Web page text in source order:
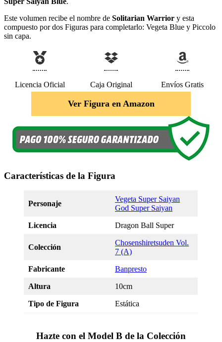
Este volumen recibe el nombre de Solitarian Warrior y esta
compuesto por dos Figuras para completarlo: Vegeta Blue y Piccolo
sin capa.
Licencia Oficial Caja Original Envíos Gratis
Ver Figura en Amazon
Características de la Figura
Personaje
Vegeta Super Saiyan
God Super Saiyan
Licencia Dragon Ball Super
Colección
Chosenshiretsuden Vol.
7 (A)
Fabricante Banpresto
Altura 10cm
Tipo de Figura Estática
Hazte con el Model B de la Colección